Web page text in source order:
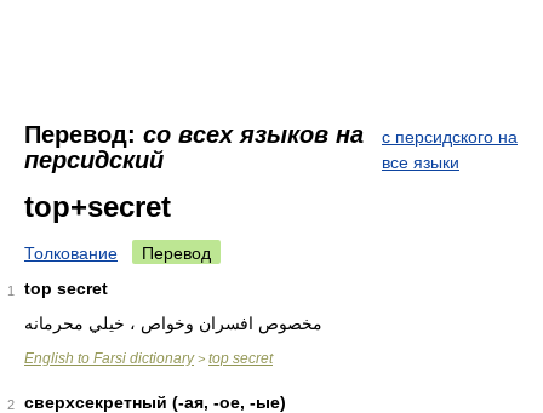
Перевод: со всех языков на
персидский
с персидского на
все языки
top+secret
Толкование Перевод
1
top secret
English to Farsi dictionary> top secret
2
сверхсекретный (-ая, -ое, -ые)